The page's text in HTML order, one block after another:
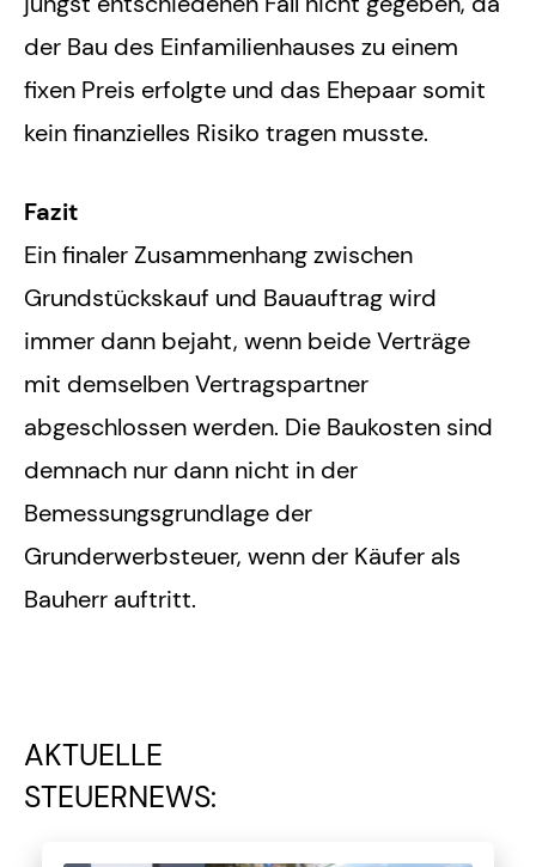
der Bau des Einfamilienhauses zu einem
fixen Preis erfolgte und das Ehepaar somit
kein finanzielles Risiko tragen musste.
Fazit
Ein finaler Zusammenhang zwischen
Grundstückskauf und Bauauftrag wird
immer dann bejaht, wenn beide Verträge
mit demselben Vertragspartner
abgeschlossen werden. Die Baukosten sind
demnach nur dann nicht in der
Bemessungsgrundlage der
Grunderwerbsteuer, wenn der Käufer als
Bauherr auftritt.
AKTUELLE
STEUERNEWS: